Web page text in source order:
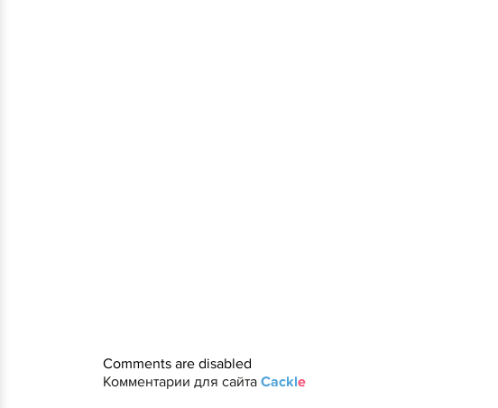
Comments are disabled
Комментарии для сайта Cackle